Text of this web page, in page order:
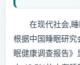
在现代社会,
根据中国睡眠研究
眠健康调查报告